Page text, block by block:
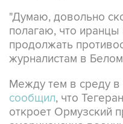
"Думаю, довольно
полагаю, что
продолжать
журналистам в
Между тем в среду в
сообщил, что
откроет Ормузский